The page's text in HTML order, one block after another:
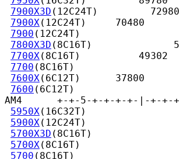
7900X3D (12C24T)         72980
7900X (12C24T)     70480
7900 (12C24T)
7800X3D (8C16T)
7700X (8C16T)          49302
7700 (8C16T)
7600X (6C12T)      37800
7600 (6C12T)
AM4      +-+-5-+-+-+-+-|-+-+-+-
5950X (16C32T)
5900X (12C24T)
5700X3D (8C16T)
5700X (8C16T)
5700 (8C16T)